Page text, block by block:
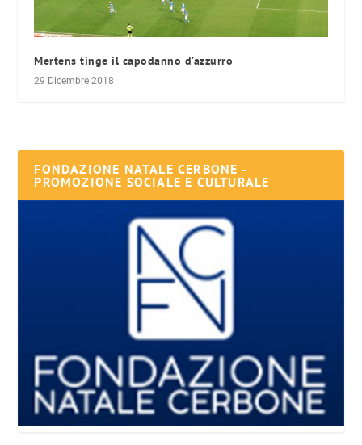
Mertens tinge il capodanno d’azzurro
29 Dicembre 2018
FONDAZIONE NATALE CERBONE -
PROMOZIONE SOCIALE E CULTURALE